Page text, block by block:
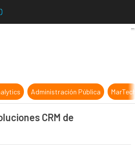
Sage integra las soluciones CRM
Administración Pública
CRM de